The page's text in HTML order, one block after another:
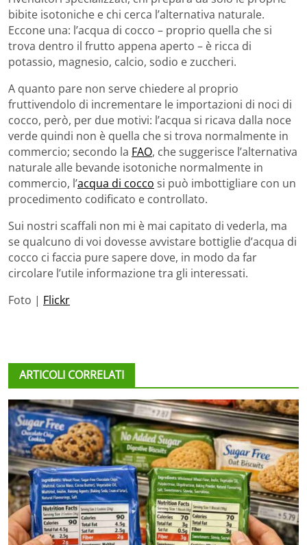
bibite isotoniche e chi cerca l’alternativa naturale.
Eccone una: l’acqua di cocco – proprio quella che si
trova dentro il frutto appena aperto – è ricca di
potassio, magnesio, calcio, sodio e zuccheri.
A quanto pare non serve chiedere al proprio
fruttivendolo di incrementare le importazioni di noci di
cocco, però, per due motivi: l’acqua si ricava dalla noce
verde quindi non è quella che si trova normalmente in
commercio; secondo la FAO, che suggerisce l’alternativa
naturale alle bevande isotoniche normalmente in
commercio, l’acqua di cocco si può imbottigliare con un
procedimento codificato e controllato.
Sui nostri scaffali non mi è mai capitato di vederla, ma
se qualcuno di voi dovesse avvistare bottiglie d’acqua di
cocco ci faccia pure sapere dove, in modo da far
circolare l’utile informazione tra gli interessati.
Foto | Flickr
ARTICOLI CORRELATI